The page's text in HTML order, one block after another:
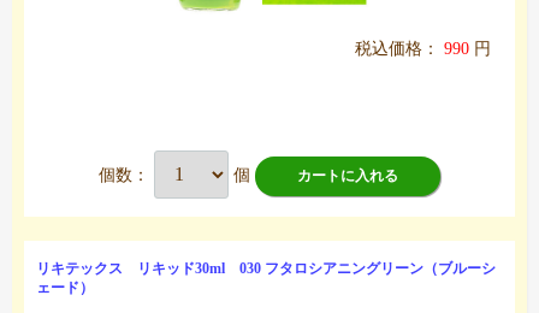
税込価格： 990 円
個数： 個 カートに入れる
リキテックス リキッド30ml 030 フタロシアニングリーン（ブルーシ
ェード）